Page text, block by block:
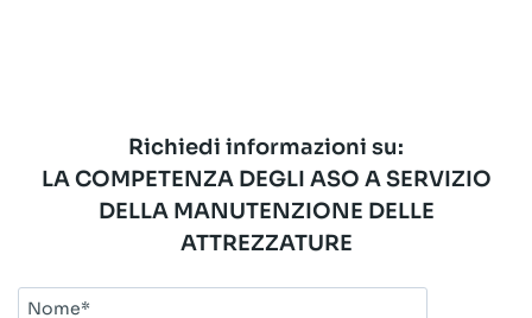
Richiedi informazioni su:
LA COMPETENZA DEGLI ASO A SERVIZIO
DELLA MANUTENZIONE DELLE
ATTREZZATURE
Nome*